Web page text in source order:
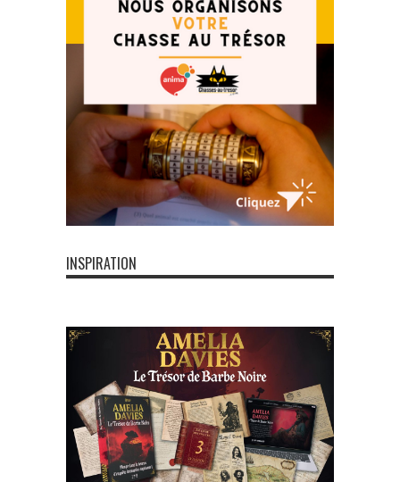
INSPIRATION